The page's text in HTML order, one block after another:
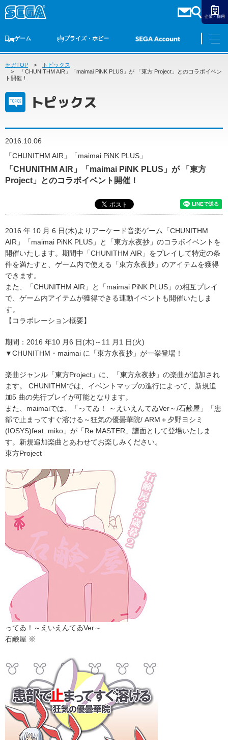
企業・採用
ゲーム
ゲームTOP 家庭用ゲーム
プライズ・ホビー
プライズ トイ S-FIRE
オンライン
ゲーム
家庭用ゲーム
スマホゲーム
プライズ・ホビー
S-FIRE
セガ ラッキーくじ
アニメ
ダーツ
トピックス
セガTOP
トピックス
「CHUNITHM AIR」「maimai PiNK PLUS」が 「東方 Project」とのコラボイベン
ト開催！
トピックス
2016.10.06
「CHUNITHM AIR」「maimai PiNK PLUS」
「CHUNITHM AIR」「maimai PiNK PLUS」が 「東方
Project」とのコラボイベント開催！
2016 年 10 月 6 日(木)よりアーケード音楽ゲーム「CHUNITHM
AIR」「maimai PiNK PLUS」と「東方永夜抄」のコラボイベントを
開催いたします。期間中「CHUNITHM AIR」をプレイして特定の条
件を満たすと、ゲーム内で使える「東方永夜抄」のアイテムを獲得
できます。
また、「CHUNITHM AIR」と「maimai PiNK PLUS」の相互プレイ
で、ゲーム内アイテムが獲得できる連動イベントも開催いたしま
す。
【コラボレーション概要】
期間：2016 年10 月6 日(木)～11 月1 日(火)
▼CHUNITHM・maimai に「東方永夜抄」が一挙登場！
楽曲ジャンル「東方Project」に、「東方永夜抄」の楽曲が追加され
ます。 CHUNITHMでは、イベントマップの進行によって、新規追
加5 曲の先行プレイが可能となります。
また、maimaiでは、「ってゐ！ ～えいえんてゐVer～/石鹸屋」「患
部で止まってすぐ溶ける～狂気の優曇華院/ ARM＋夕野ヨシミ
(IOSYS)feat. miko」が「Re:MASTER」譜面として登場いたしま
す。新規追加楽曲とあわせてお楽しみください。
東方Project
ってゐ！～えいえんてゐVer～
石鹸屋 ※